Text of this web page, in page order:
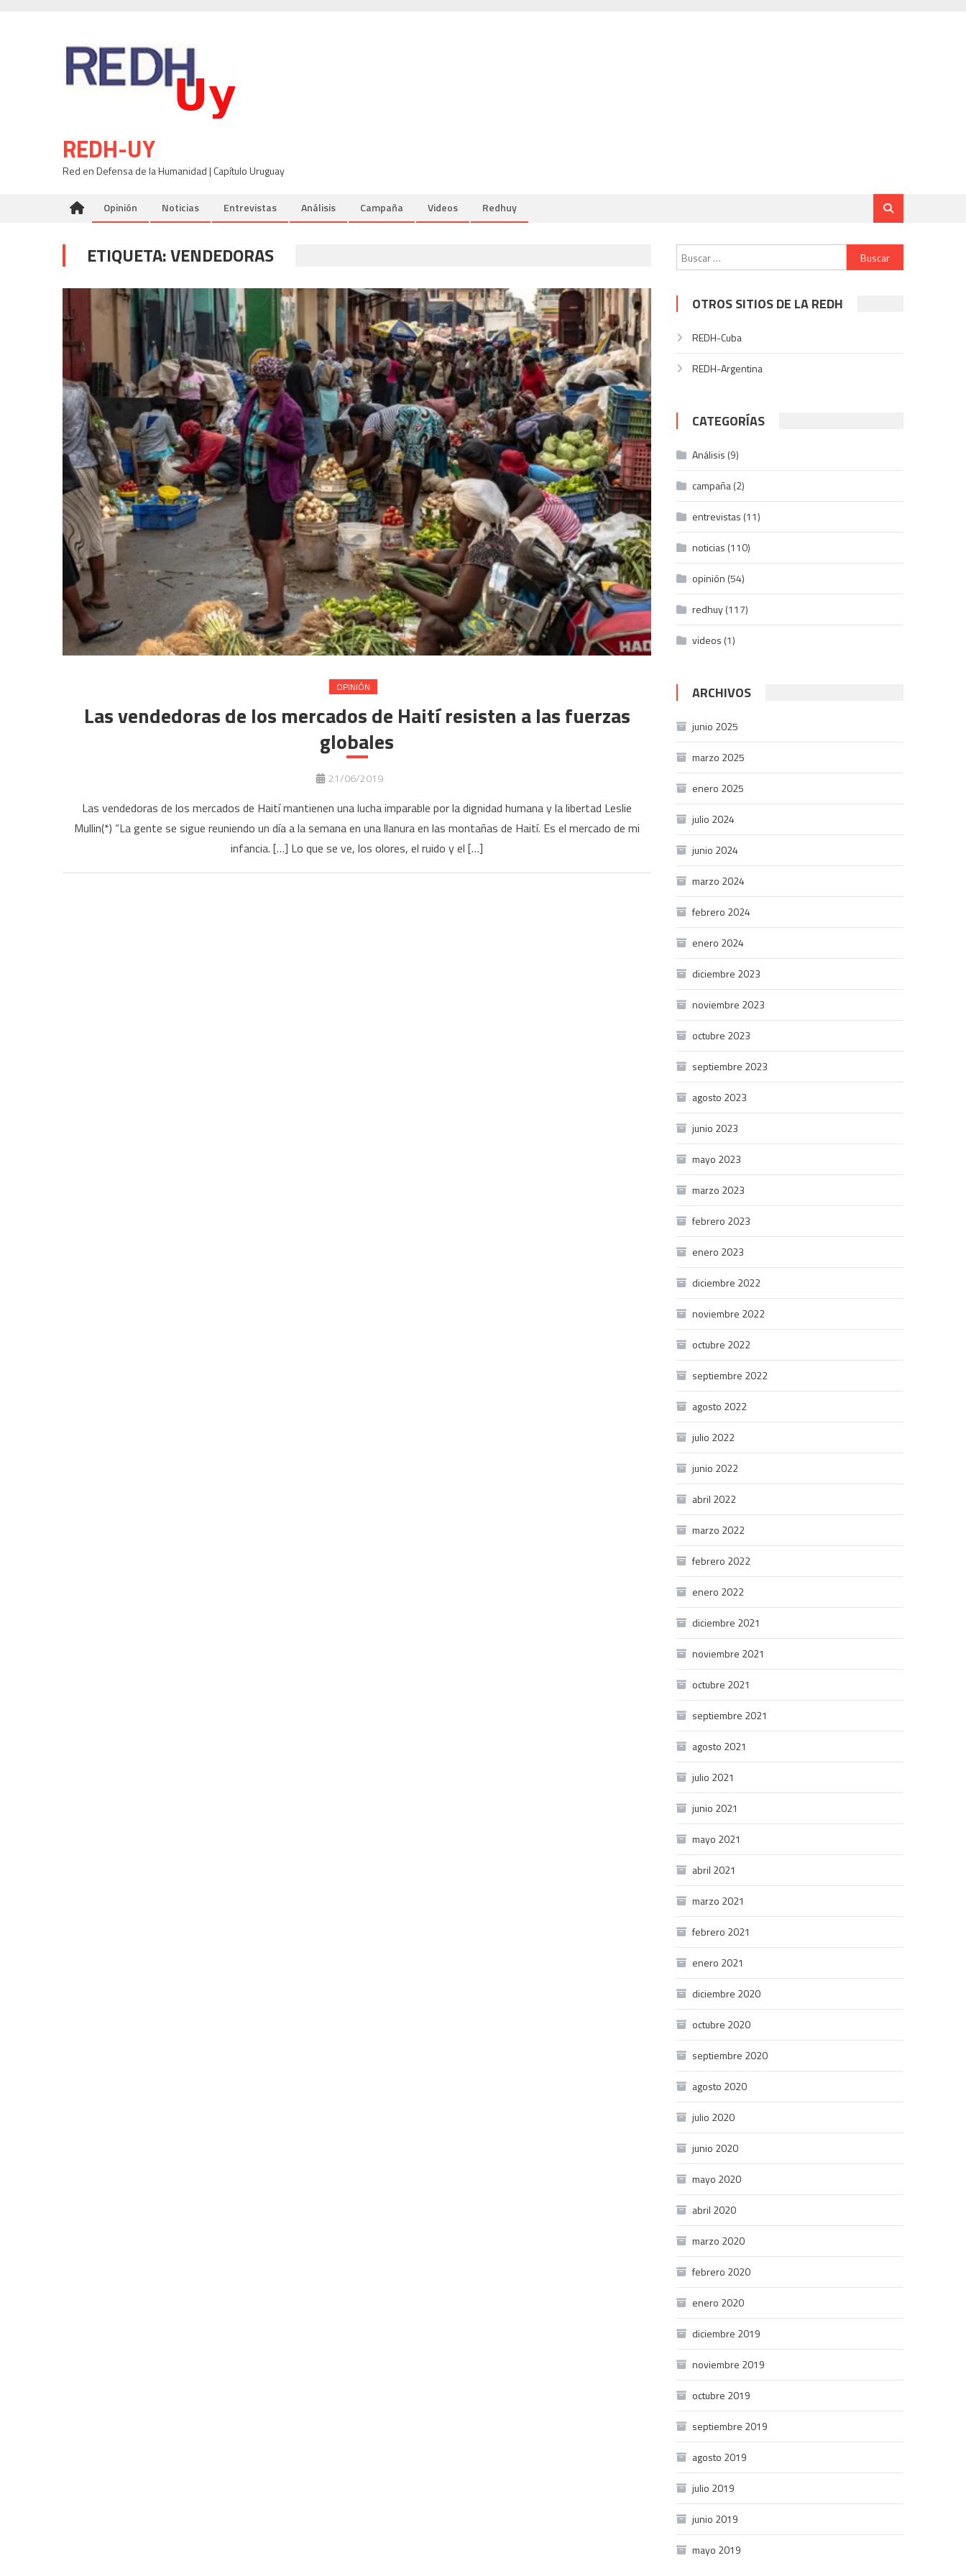
REDH-UY
Red en Defensa de la Humanidad | Capítulo Uruguay
Opinión Noticias Entrevistas Análisis Campaña Videos Redhuy
ETIQUETA:VENDEDORAS
OPINIÓN
Las vendedoras de los mercados de Haití resisten a las fuerzas
globales
21/06/2019
Las vendedoras de los mercados de Haití mantienen una lucha imparable por la dignidad humana y la libertad Leslie
Mullin(*) “La gente se sigue reuniendo un día a la semana en una llanura en las montañas de Haití. Es el mercado de mi
infancia. […] Lo que se ve, los olores, el ruido y el […]
Buscar:
OTROS SITIOS DE LA REDH
REDH-Cuba
REDH-Argentina
CATEGORÍAS
Análisis (9)
campaña(2)
entrevistas (11)
noticias (110)
opinión (54)
redhuy(117)
videos (1)
ARCHIVOS
junio 2025
marzo 2025
enero 2025
julio 2024
junio 2024
marzo 2024
febrero 2024
enero 2024
diciembre 2023
noviembre 2023
octubre 2023
septiembre 2023
agosto 2023
junio 2023
mayo 2023
marzo 2023
febrero 2023
enero 2023
diciembre 2022
noviembre 2022
octubre 2022
septiembre 2022
agosto 2022
julio 2022
junio 2022
abril 2022
marzo 2022
febrero 2022
enero 2022
diciembre 2021
noviembre 2021
octubre 2021
septiembre 2021
agosto 2021
julio 2021
junio 2021
mayo 2021
abril 2021
marzo 2021
febrero 2021
enero 2021
diciembre 2020
octubre 2020
septiembre 2020
agosto 2020
julio 2020
junio 2020
mayo 2020
abril 2020
marzo 2020
febrero 2020
enero 2020
diciembre 2019
noviembre 2019
octubre 2019
septiembre 2019
agosto 2019
julio 2019
junio 2019
mayo 2019